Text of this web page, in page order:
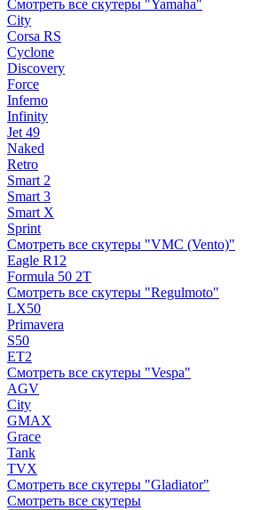
Смотреть все скутеры "Yamaha"
City
Corsa RS
Cyclone
Discovery
Force
Inferno
Infinity
Jet 49
Naked
Retro
Smart 2
Smart 3
Smart X
Sprint
Смотреть все скутеры "VMC (Vento)"
Eagle R12
Formula 50 2Т
Смотреть все скутеры "Regulmoto"
LX50
Primavera
S50
ET2
Смотреть все скутеры "Vespa"
AGV
City
GMAX
Grace
Tank
TVX
Смотреть все скутеры "Gladiator"
Смотреть все скутеры